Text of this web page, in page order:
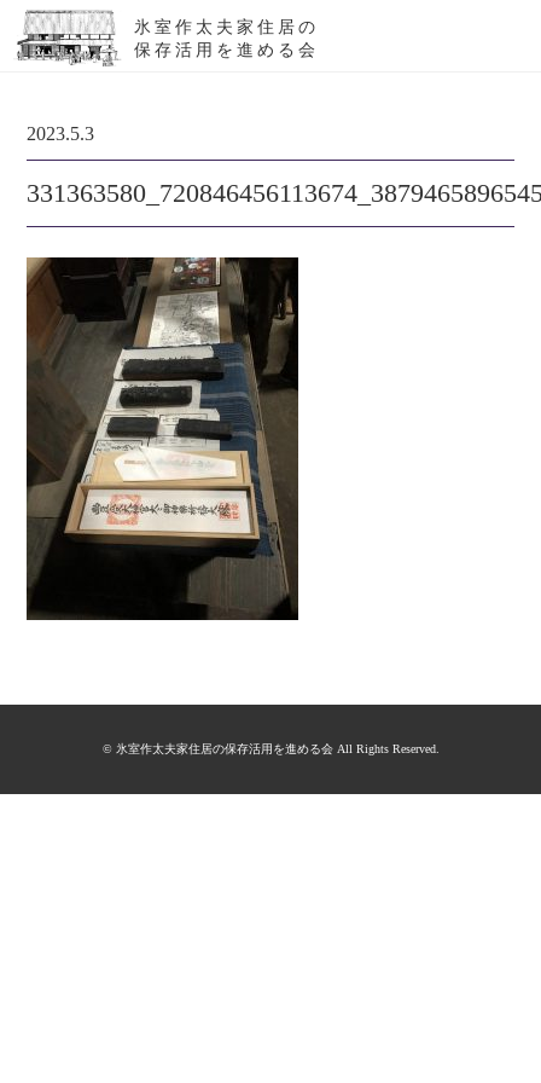
氷室作太夫家住居の
保存活用を進める会
2023.5.3
© 氷室作太夫家住居の保存活用を進める会 All Rights Reserved.